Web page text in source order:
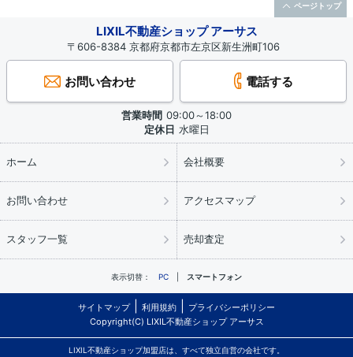
LIXIL不動産ショップ アーサス
〒606-8384 京都府京都市左京区新生洲町106
お問い合わせ 電話する
営業時間 09:00～18:00
定休日 水曜日
ホーム 会社概要
お問い合わせ アクセスマップ
スタッフ一覧 売却査定
表示切替： PC スマートフォン
サイトマップ 利用規約
プライバシーポリシー
Copyright(C) LIXIL不動産ショップ アーサス
LIXIL不動産ショップ加盟店は、すべて独立自営の会社です。
ページトップ